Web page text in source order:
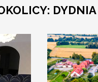
DYDNIA